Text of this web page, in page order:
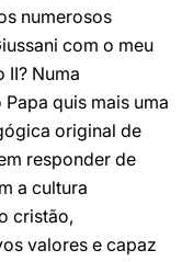
numerosos
com o meu
II? Numa
quis mais uma
original de
responder de
a cultura
cristão,
valores e capaz